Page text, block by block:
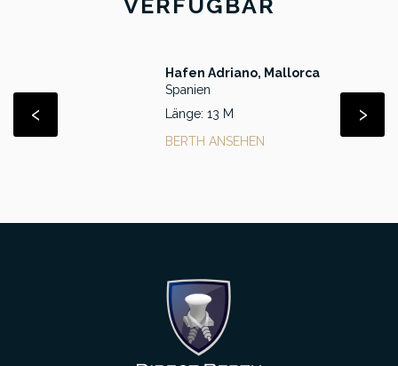
VERFÜGBAR
Hafen Adriano, Mallorca
Spanien
Länge: 13 M
BERTH ANSEHEN
‹ ›